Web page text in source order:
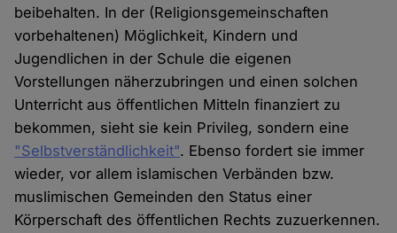
beibehalten. In der (Religionsgemeinschaften
vorbehaltenen) Möglichkeit, Kindern und
Jugendlichen in der Schule die eigenen
Vorstellungen näherzubringen und einen solchen
Unterricht aus öffentlichen Mitteln finanziert zu
bekommen, sieht sie kein Privileg, sondern eine
"Selbstverständlichkeit". Ebenso fordert sie immer
wieder, vor allem islamischen Verbänden bzw.
muslimischen Gemeinden den Status einer
Körperschaft des öffentlichen Rechts zuzuerkennen.